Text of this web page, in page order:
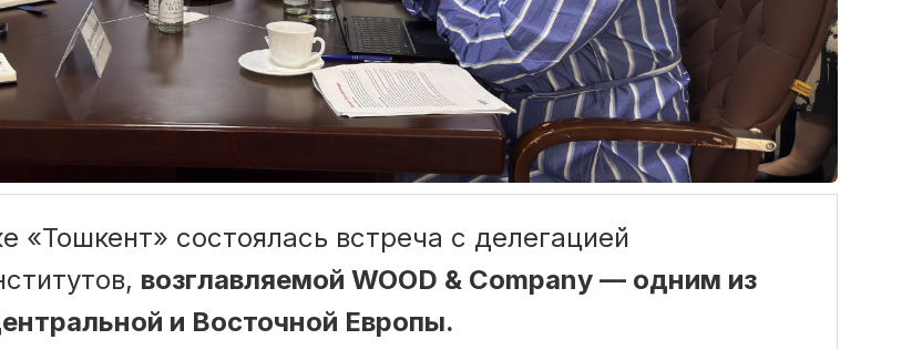
«Тошкент» состоялась встреча с делегацией
возглавляемой WOOD & Company — одним из
и Восточной Европы.